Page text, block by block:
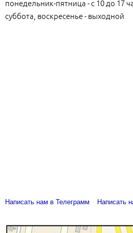
понедельник-пятница - с 10 до 17
суббота, воскресенье - выходной
Написать нам в Телеграмм Написать